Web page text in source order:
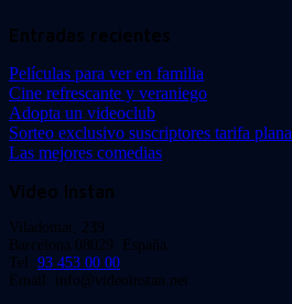
Entradas recientes
Películas para ver en familia
Cine refrescante y veraniego
Adopta un videoclub
Sorteo exclusivo suscriptores tarifa plana
Las mejores comedias
Video Instan
Viladomat, 239
Barcelona 08029. España.
Tel: 93 453 00 00
Email: info@videoinstan.net